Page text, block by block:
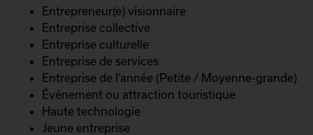
Entrepreneur(e) visionnaire
Entreprise collective
Entreprise culturelle
Entreprise de services
Entreprise de l’année (Petite / Moyenne-grande)
Événement ou attraction touristique
Haute technologie
Jeune entreprise